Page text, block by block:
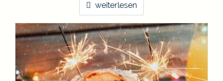
weiterlesen